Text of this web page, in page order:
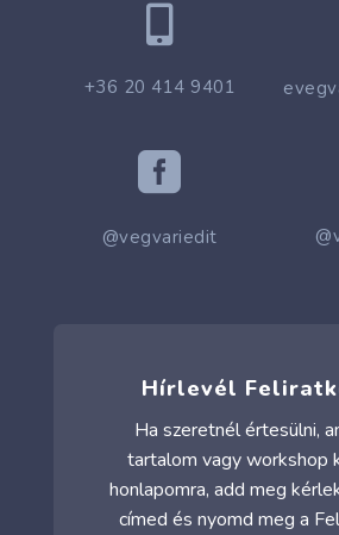

+36 20 414 9401

@vegvariedit
Hírlevél
Ha szeretnél értesülni,
tartalom vagy workshop
honlapomra, add meg
címed és nyomd meg a